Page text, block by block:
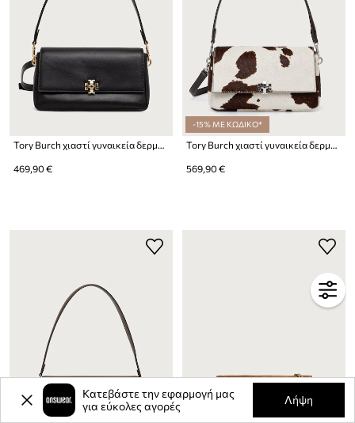
Tory Burch χιαστί γυναικεία δερμάτινη Charlie
469,90 €
-15% ΜΕ ΚΩΔΙΚΟ*
Tory Burch χιαστί γυναικεία δερμάτινη Charlie
569,90 €
Κατεβάστε την εφαρμογή μας
για εύκολες αγορές
Λήψη